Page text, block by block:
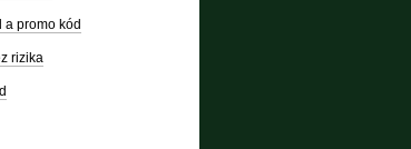
a promo kód
rizika